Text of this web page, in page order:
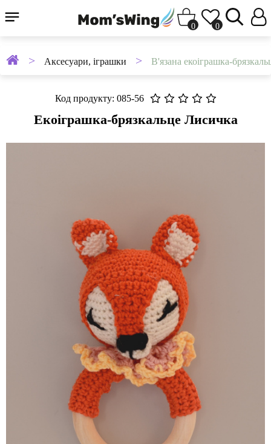
0 0
Аксесуари, іграшки В'язана екоіграшка-
Код продукту: 085-56
Екоіграшка-брязкальце Лисичка